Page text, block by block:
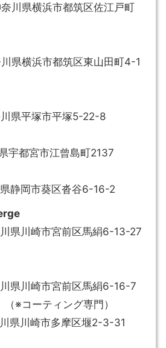
県横浜市都筑区佐江戸町
県横浜市都筑区東山田町4-1
県平塚市平塚5-22-8
宇都宮市江曾島町2137
静岡市葵区沓谷6-16-2
県川崎市宮前区馬絹6-13-27
県川崎市宮前区馬絹6-16-7
（※コーティング専門）
県川崎市多摩区堰2-3-31